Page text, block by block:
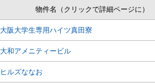
物件名（クリックで詳細ページに）
大阪大学生専用ハイツ真田寮
大和アメニティービル
ヒルズななお